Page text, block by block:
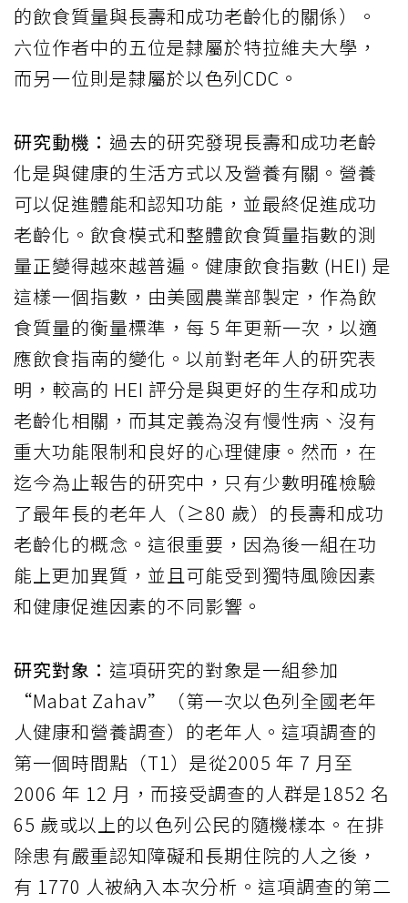
的飲食質量與長壽和成功老齡化的關係）。
六位作者中的五位是隸屬於特拉維夫大學，
而另一位則是隸屬於以色列CDC。
研究動機： 過去的研究發現長壽和成功老齡
化是與健康的生活方式以及營養有關。營養
可以促進體能和認知功能，並最終促進成功
老齡化。飲食模式和整體飲食質量指數的測
量正變得越來越普遍。健康飲食指數 (HEI) 是
這樣一個指數，由美國農業部製定，作為飲
食質量的衡量標準，每 5 年更新一次，以適
應飲食指南的變化。以前對老年人的研究表
明，較高的 HEI 評分是與更好的生存和成功
老齡化相關，而其定義為沒有慢性病、沒有
重大功能限制和良好的心理健康。然而，在
迄今為止報告的研究中，只有少數明確檢驗
了最年長的老年人（≥80 歲）的長壽和成功
老齡化的概念。這很重要，因為後一組在功
能上更加異質，並且可能受到獨特風險因素
和健康促進因素的不同影響。
研究對象： 這項研究的對象是一組參加
“Mabat Zahav”（第一次以色列全國老年
人健康和營養調查）的老年人。這項調查的
第一個時間點（T1）是從2005 年 7 月至
2006 年 12 月，而接受調查的人群是1852 名
65 歲或以上的以色列公民的隨機樣本。在排
除患有嚴重認知障礙和長期住院的人之後，
有 1770 人被納入本次分析。這項調查的第二